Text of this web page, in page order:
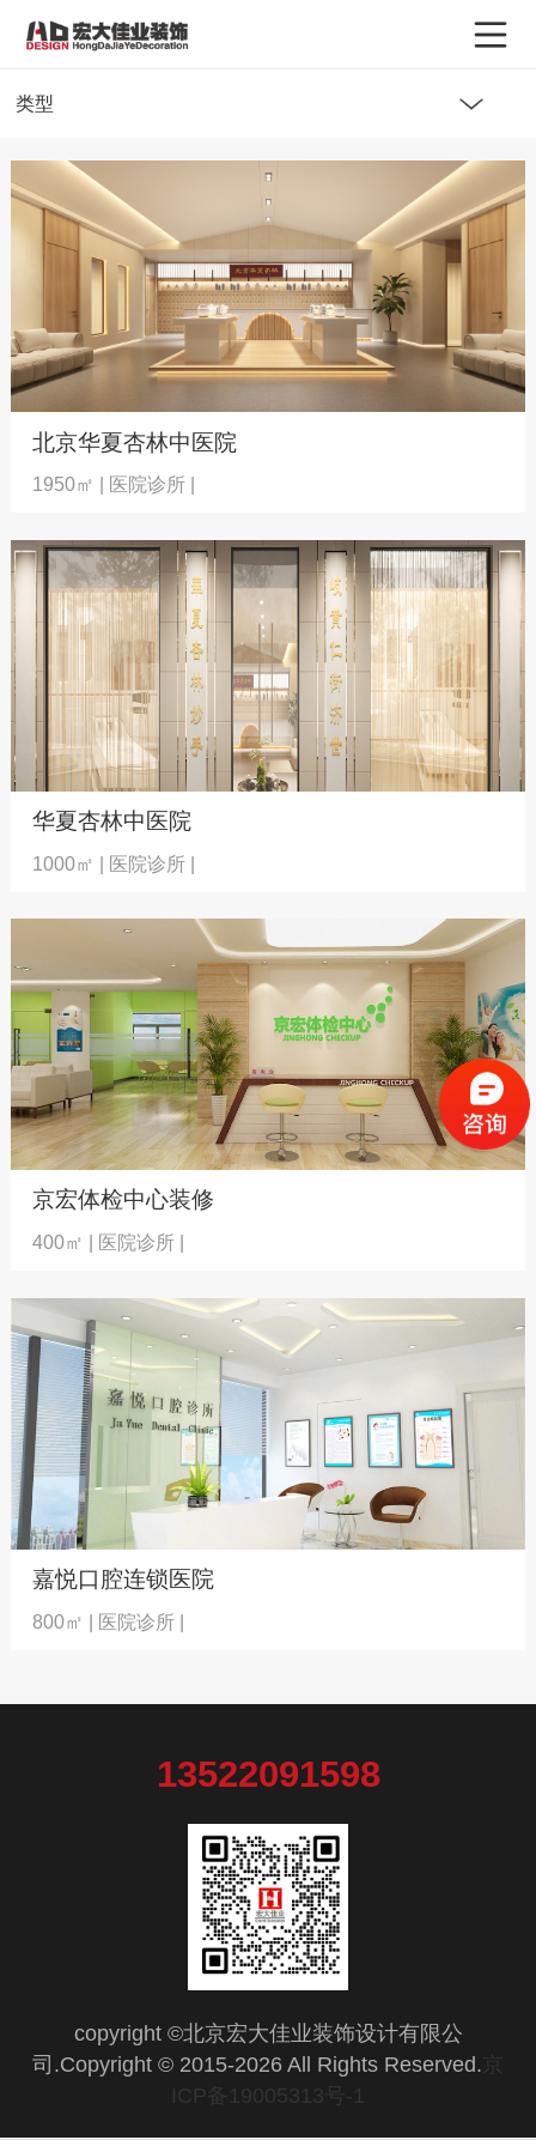
类型
北京华夏杏林中医院
1950㎡ | 医院诊所 |
华夏杏林中医院
1000㎡ | 医院诊所 |
京宏体检中心装修
400㎡ | 医院诊所 |
嘉悦口腔连锁医院
800㎡ | 医院诊所 |
13522091598
copyright ©北京宏大佳业装饰设计有限公
司.Copyright © 2015-2026 All Rights Reserved.
ICP备19005313号-1